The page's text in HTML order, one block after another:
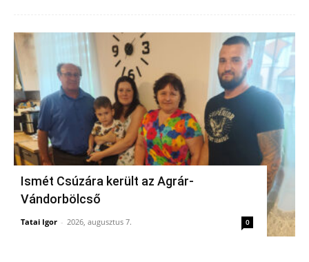
Ismét Csúzára került az Agrár-
Vándorbölcső
Tatai Igor - 2026, augusztus 7. 0